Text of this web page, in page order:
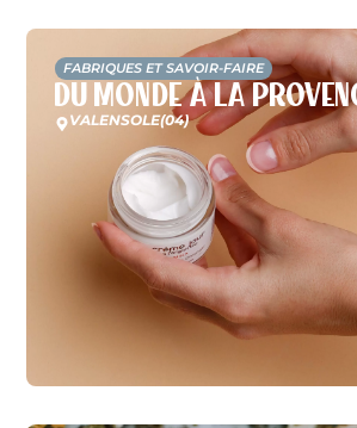
FABRIQUES ET SAVOIR-FAIRE
Du Monde à la
VALENSOLE(04)